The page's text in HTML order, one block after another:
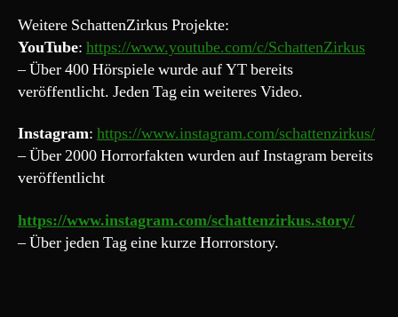
Weitere SchattenZirkus Projekte:
YouTube: https://www.youtube.com/c/SchattenZirkus
– Über 400 Hörspiele wurde auf YT bereits
veröffentlicht. Jeden Tag ein weiteres Video.
Instagram: https://www.instagram.com/schattenzirkus/
– Über 2000 Horrorfakten wurden auf Instagram bereits
veröffentlicht
https://www.instagram.com/schattenzirkus.story/
– Über jeden Tag eine kurze Horrorstory.